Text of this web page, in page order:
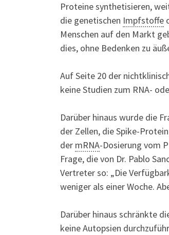
Proteine synthetisieren,
die genetischen Impfstoffe
Menschen auf den Markt
dies, ohne Bedenken zu
Auf Seite 20 der
keine Studien zum RNA-
Darüber hinaus wurde die
der Zellen, die Spike-
der mRNA-Dosierung vom
Frage, die von Dr. Pablo
Vertreter so: „Die
weniger als einer Woche.
Darüber hinaus schränkte
keine Autopsien